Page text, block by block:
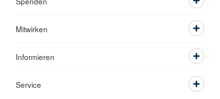
Mitwirken
Informieren
Service